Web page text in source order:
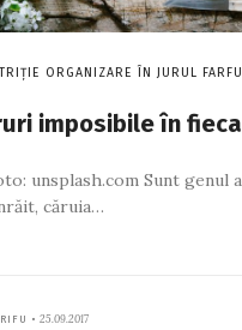
ORGANIZARE ÎN JURUL
imposibile în
unsplash.com Sunt genul
căruia…
• 25.09.2017